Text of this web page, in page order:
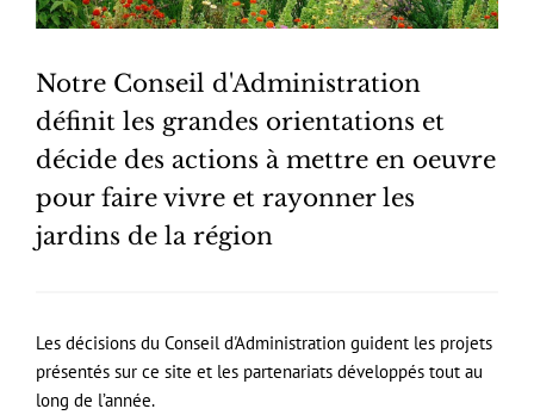
Notre Conseil d'Administration
définit les grandes orientations et
décide des actions à mettre en oeuvre
pour faire vivre et rayonner les
jardins de la région
Les décisions du Conseil d'Administration guident les projets
présentés sur ce site et les partenariats développés tout au
long de l’année.